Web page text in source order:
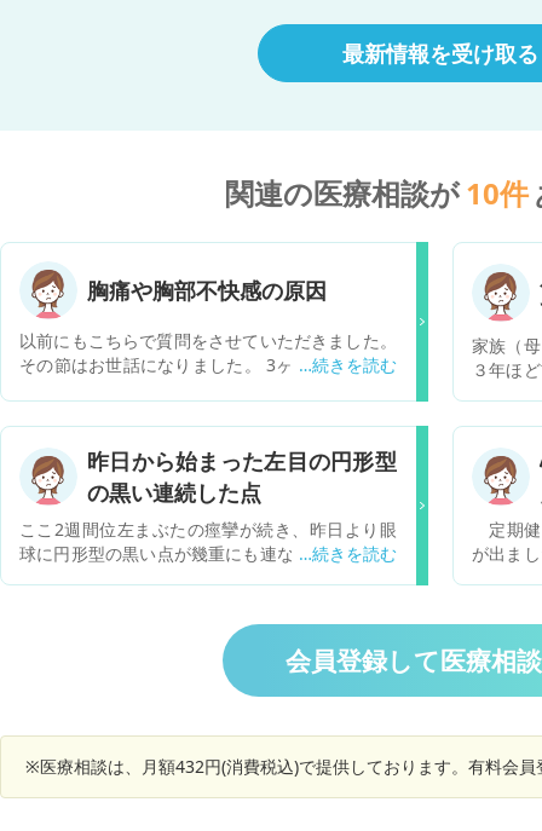
最新情報を受け取る
関連の医療相談が10件
胸痛や胸部不快感の原因
以前にもこちらで質問をさせていただきました。
その節はお世話になりました。 3ヶ月前から軽度
痛みなど 冠攣縮性狭心症疑い、心因性胸痛の疑い
でホルター心電図と冠動脈造影CTを実施しまし
た。 ホルター心電図…不整脈ほぼなし 冠動脈CT…
狭窄所見なし ホルター心電図中にも息が吸いにく
い、吸気時の胸痛、瞬間的な胸痛はありました
が、その上で異常はないと言われました。 現在コ
下の点質問があります。 1.心臓由来の胸痛である
可能性は低いですか？ 2.他にどのような疾患と鑑
別が必要だと考えられますか？ 3.Ca拮抗薬を内
服していると「胸痛の強さが軽減される」効果が
家族（
３年ほ
た。 3
とった
た。 こ
少し体
発症し
といっ
日かか
べきか
る状態
すので
幸いで
昨日から始まった左目の円形型
の黒い連続した点
ここ2週間位左まぶたの痙攣が続き、昨日より眼
球に円形型の黒い点が幾重にも連なる様な残存が
症の症状があるのですが、今回の左目は比較にな
らない程広範囲にまたがっていて、眼球全体が圧
迫されるような違和感があります。緊急に眼科を
受信した方が良いのか、アドバイスを頂きたいで
定期健
が出ま
に受診
今は通
はあり
（経過
会員登録して医療相
※医療相談は、月額432円(消費税込)で提供しております。有料会